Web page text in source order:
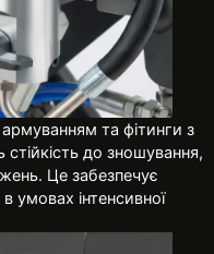
та фітинги з
до зношування,
Це забезпечує
умовах інтенсивної